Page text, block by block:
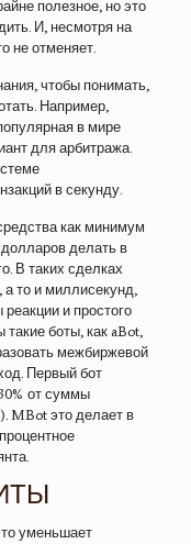
полезное, но это
И, несмотря на
не отменяет.
чтобы понимать,
Например,
в мире
для арбитража.
в секунду.
как минимум
делать в
В таких сделках
а то и миллисекунд,
и простого
боты, как aBot,
межбиржевой
Первый бот
от суммы
MBot это делает в
уменьшает